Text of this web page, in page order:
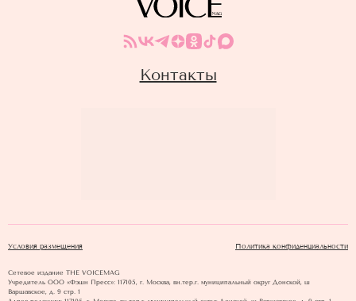
Контакты
Условия размещения Политика конфиденциальности
Сетевое издание THE VOICEMAG
Учредитель ООО «Фэшн Пресс»: 117105, г. Москва, вн.тер.г. муниципальный округ Донской, ш
Варшавское, д. 9 стр. 1